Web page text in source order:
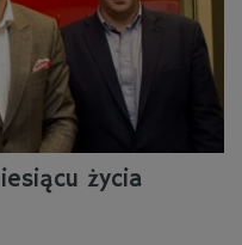
życia